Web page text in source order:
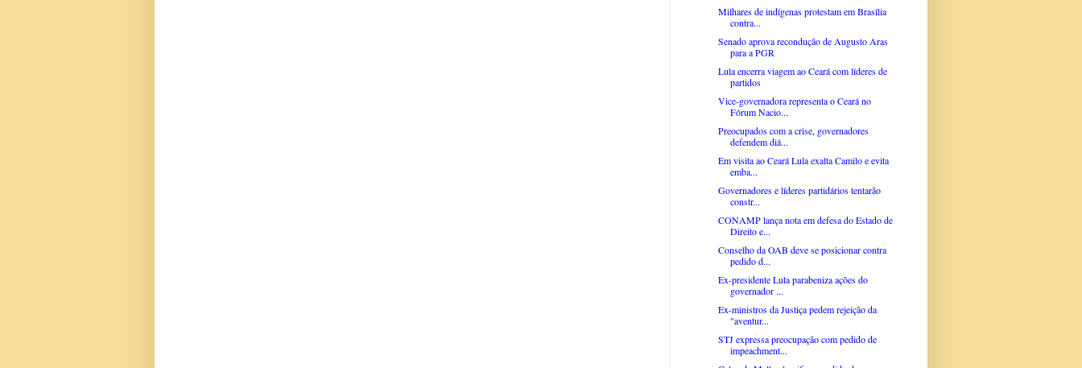
Milhares de indígenas protestam em Brasília
contra...
Senado aprova recondução de Augusto Aras
para a PGR
Lula encerra viagem ao Ceará com líderes de
partidos
Vice-governadora representa o Ceará no
Fórum Nacio...
Preocupados com a crise, governadores
defendem diá...
Em visita ao Ceará Lula exalta Camilo e evita
emba...
Governadores e líderes partidários tentarão
constr...
CONAMP lança nota em defesa do Estado de
Direito e...
Conselho da OAB deve se posicionar contra
pedido d...
Ex-presidente Lula parabeniza ações do
governador ...
Ex-ministros da Justiça pedem rejeição da
"aventur...
STJ expressa preocupação com pedido de
impeachment...